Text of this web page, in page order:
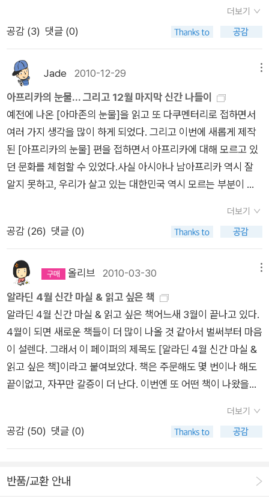
은 거의 다 대학에 갔다. 아이들은 한 순간에 변한다. 마땅한 기
그런 아이들을 지켜내기 위해서 부모의 힘만으로는 역부족이다.
그렇지만, 그럼에도 그 아이를 지켜내기 위해 부모는 최선을 다하
고, 목숨을 다해야만 한다. 힘들다고 귀찮다고, 먹고 살아야 하기
에, 아이를 방치하는 순간 그 아이는 망가지고 또 다른 피해자를
만들어 낸다. 망가진 아이들을 보기가 쉽지 않다. 그들을 보면 마
음이 아프면서도, 그들의 뻔뻔함과 노골적인 인면수심에 좌절하
고 분노하기도 한다. 그들을 보는 나의 양가감정들을 어떻게 풀어
던 책들을 노트에 필사해두었다. 오랜만에 노트를 꺼내 읽으며 아
이를 참 열심히 키웠다는 생각을 해본다. 아이는 아이 나름대로
나에게 불만도 많지만, 우리도 그땐 딱 그만큼의 인성과 생각이
있었을 뿐이었고, 많이 부족했을 것이다. 아이도 힘들지만, 부모
도 똑같이 힘들었고 위로받고 싶기는 마찬가지이다. [부모가 자
신의 마음을 희생한다는 것은 아이의 마음을 온전히 받아들이는
일이다. 마음을 희생할 줄 아는 부모가 되기 위해서는 부모 이전
에 제대로 된 어른이어야 한다.-‘대한민국 부모’, 이승욱, 신희경,
김은산, 문학동네] [사회를 탓하고 학교를 탓하는 것은 아무런
해결책이 되지 않는다. 아이는 내가 책임지고 지켜야 할, 부모 인
생에서 가장 우선권을 갖는 존재다. 그런데 그런 우선권을 가진
문제의 80%는 대화로 해결할 수 있다. -‘사춘기로 성장하는 아
게 차가운 뒤통수를 보이며 더 빠른 속도로 멀어져 갈지도 모른다
지에 사춘기를 자녀를 둔 부모의 말이 나와 있는데 완전 공감이
화를 참지 못하게 성질을 돋우며 대들지요'' 하지 말라는 것은 더
욱 관심을 가지고 행동하면서 해야 할 것은 끝까지 뒤로 미뤄요''
이를 어른은 어떻게 대해야 할까!저자는 비폭력 대화를 실행해야
겪으면서 우울증을 앓는 부모, 심지어 자살을 하는 부모도 있다고
때 아이들은 더욱 비참해진다. 부모들의 억압에대하여 아이들은
반락을 회책하고 그대로 당하려 하지 않는다. 아이들은 적극적으
한쪽 귀도 듣고 한쪽 귀로는 흘려 보낸다. 부모들에게서 나오는
것은 좋은 정보나, 교훈이 더이상 아니다. 잔소리다. 억압자의 폭
정이다. 이것이 아이들을 망치고 인생을 왜곡시키는 일이다.비폭
력대화 센타에서 발행된 이 책은 부모와 자녀간의 억압과 반항의
갈등 구조를 해소하는 방법을 소개한다. 모두 3부로 나누어져 있
는데, 1부에서는 존경과 협력을 위한 토대를, 2부에서는 협력을
위한 일곱가지 비결을, 3부에서는 가족활동을 어떻게 할 것인가
를 알려 준다. 저자는 부모와 자식간의 관계를 명령과 순종의 일
일에 자녀에게 도움을 요청함으로 협력하는 관계가 되어야 한다
로 자녀들에게 복종을 강요한다. 자녀들은 부모의 강요에 분노하
고 마음에 상처는 받는다. 자녀를 수단화 시켜서는 안 된다. 자녀
게 전이되기 때문이다. 부모는 자녀들을 돌보는 존재로서만 있는
것이 아니다. 부모도 존중 받아야 살아갈 의미를 찾는다. 부모도
자신의 욕구가 무엇인지를 생각해보라 조언한다. 협력을 위한 일
곱가지 비결은 1.목적을 가진 부모, 2.모든 행동 뒤에 있는 욕구를
보라, 3.안전, 신뢰, 소속감을 만들어내라, 4. 주는 것을 북돋워주
라, 5 존중의 언어를 사용하라, 6 살아가면서 함께 배우라, 7 잘
으로 한 격체로서 자녀들에게 협력을 구하는 방법들이다. 비폭력
마킹이 비교적 관대하게 받아들여지는 일러스트레이션 업계에서
잠산은 대체 불가능한, 선두적인 위치를 점하고 있습니다. 잠산은
를 알리기 위해 그림을 재료로 삼았으며, 스스로 만족할만한 성공
을 거둔 잠산은 또 다른 도전을 시작하고 있습니다. 이러한 잠산
이 이 책에서 자신의 상업 작품에 대한 현장의 생생한 이야기를
담고 있습니다. 이거 뭐.. 불가항력. 생일선물로 이거, 너무 약한
가..ㅡㅡ 뜨겁게 안녕 왕십리에 살았다고 하네. 이분이.. 왕십리
하고는 어울리지 않는 외몬데 그래도 88만원 세대를 대표하는
글쟁이 라는 수식어에 끌려서 살펴본다. 보다가 왕십리-옥수동에
살았다는 말에 코 꼈다. 주전부리 나는 담배를 안피운다. 대
신 주전부리 대마왕이지. 이 책 보자마자 '또 한 발 늦었군.' 짜증
난다. 책도 잘 만들었는데 사진도 짱이다. 언제나 한 발 늦는 내
청소년 도서 모음-
더보기
공감 (3) 댓글 (0)
Jade 2010-12-29
아프리카의 눈물... 그리고 12월 마지막 신간 나들이
예전에 나온 [아마존의 눈물]을 읽고 또 다쿠멘터리로 접하면서
여러 가지 생각을 많이 하게 되었다. 그리고 이번에 새롭게 제작
된 [아프리카의 눈물] 편을 접하면서 아프리카에 대해 모르고 있
던 문화를 체험할 수 있었다.사실 아시아나 남아프리카 역시 잘
알지 못하고, 우리가 살고 있는 대한민국 역시 모르는 부분이 많
에 보다 관심을 기울이고 서로 도울 수 있는 그런 가족같은 마음
을 품어야 한다는 생각이 들었다.지난 번에 나온 [아프리카의 눈
있다.올 겨울 추천도서로 가장 강력하게 권하고 싶은 책이다. 아
프리카의 눈물 MBC [아프리카의 눈물] 제작팀 지음, 허구 그림,
이은정 글 / MBC프로덕션 / 2010년 12월어린이들 눈높이에 맞
춘 [아프리카의 눈물], 그리고 [만화 아프리카의 눈물] 어떤 책을
선택하든 우리가 잘 모르고 있는 아프리카에 대해 많이 알게 될
것이다.MBC 창사 특집기획 다큐멘터리를 봤다면 더더욱, 못 봤
다고 하더라도 책으로 알게 되는 그들의 이야기를 통해 우리들은
하루 하루 살아간다는 것에 대한 감사가 절로 나오리라 생각해본
다.그리고 더 이상기다리지 않고, 우리들의 도움이 필요한 사람들
과 나라에 대해 실천하는 2011년을 맞이했으면 좋겠다.퀴즈! 과
는 아이라서, 이 책과 함께 또 다른 사춘기 관련 책들을 찾아보았
더보기
공감 (26) 댓글 (0)
올리브 2010-03-30
알라딘 4월 신간 마실 & 읽고 싶은 책
알라딘 4월 신간 마실 & 읽고 싶은 책어느새 3월이 끝나고 있다.
4월이 되면 새로운 책들이 더 많이 나올 것 같아서 벌써부터 마음
이 설렌다. 그래서 이 페이퍼의 제목도 [알라딘 4월 신간 마실 &
읽고 싶은 책]이라고 붙여보았다. 책은 주문해도 몇 번이나 해도
끝이없고, 자꾸만 갈증이 더 난다. 이번엔 또 어떤 책이 나왔을
하는 순간은 행복 그 자체이다.이번엔 어린이날을 한 달 여 앞두
고 다양한 이벤트도 벌어진다. 우리 아이를 위한 책들을 찾아보고
된다.예전에 사계절 출판사 탐방을 갔다가 그곳에서 단숨에 읽고,
더보기
공감 (50) 댓글 (0)
반품/교환 안내